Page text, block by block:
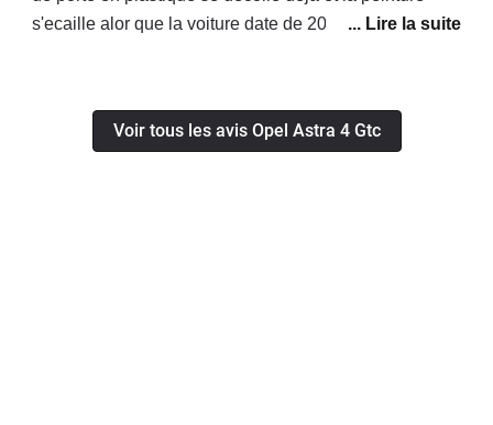
confortable. (peut être un peu brusque
freinage est très bon, en temoigne
s'ecaille alor que la voiture date de 2013 direction qui
une fois sur deux et opel sans fiche royalement pour
eux c normal merci la deutsch qualitat et plus jamais
Voir tous les avis Opel Astra 4 Gtc